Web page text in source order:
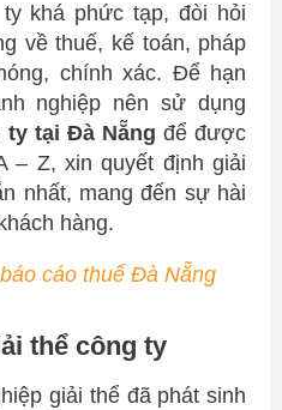
khá phức tạp, đòi hỏi
về thuế, kế toán, pháp
chính xác. Để hạn
nghiệp nên sử dụng
tại Đà Nẵng để được
– Z, xin quyết định giải
nhất, mang đến sự hài
hàng.
cáo thuế Đà Nẵng
thể công ty
giải thể đã phát sinh